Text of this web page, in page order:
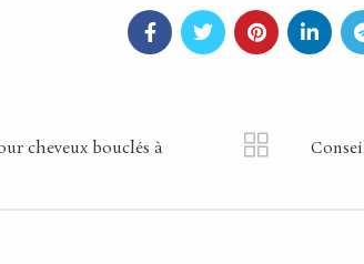
cheveux bouclés à